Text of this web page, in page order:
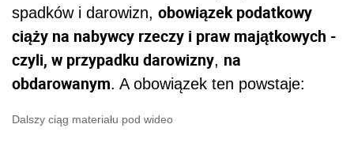
spadków i darowizn, obowiązek podatkowy
ciąży na nabywcy rzeczy i praw majątkowych -
czyli, w przypadku darowizny, na
obdarowanym. A obowiązek ten powstaje:
Dalszy ciąg materiału pod wideo